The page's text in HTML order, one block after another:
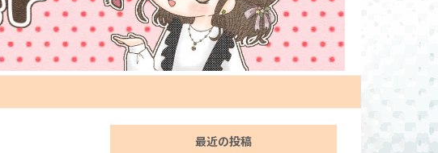
最近の投稿